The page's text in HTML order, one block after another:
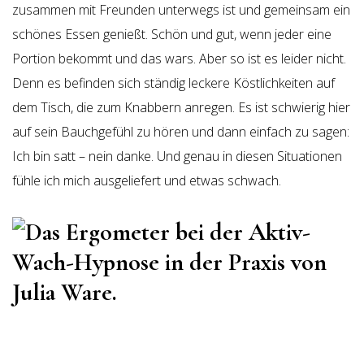
zusammen mit Freunden unterwegs ist und gemeinsam ein
schönes Essen genießt. Schön und gut, wenn jeder eine
Portion bekommt und das wars. Aber so ist es leider nicht.
Denn es befinden sich ständig leckere Köstlichkeiten auf
dem Tisch, die zum Knabbern anregen. Es ist schwierig hier
auf sein Bauchgefühl zu hören und dann einfach zu sagen:
Ich bin satt – nein danke. Und genau in diesen Situationen
fühle ich mich ausgeliefert und etwas schwach.